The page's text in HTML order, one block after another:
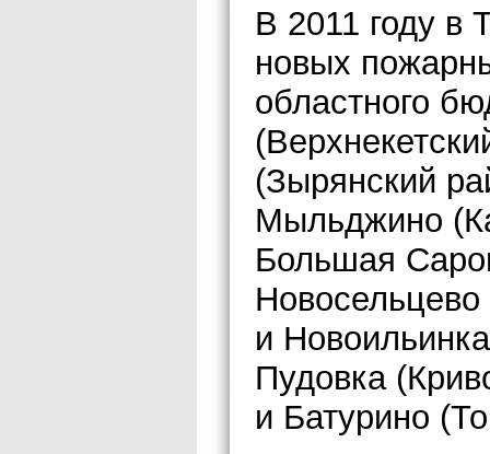
В 2011 году в
новых
областного
(Зырянский
Мыльджино
Большая
и
Пудовка
и Батурино